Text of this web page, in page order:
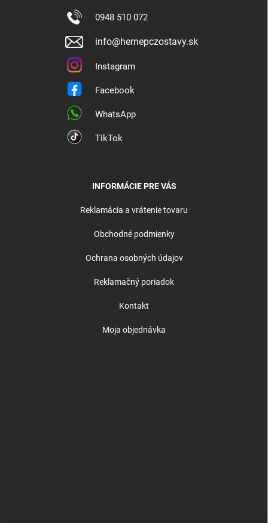
0948 510 072
info@hernepczostavy.sk
Instagram
Facebook
WhatsApp
TikTok
INFORMÁCIE PRE VÁS
Reklamácia a vrátenie tovaru
Obchodné podmienky
Ochrana osobných údajov
Reklamačný poriadok
Kontakt
Moja objednávka